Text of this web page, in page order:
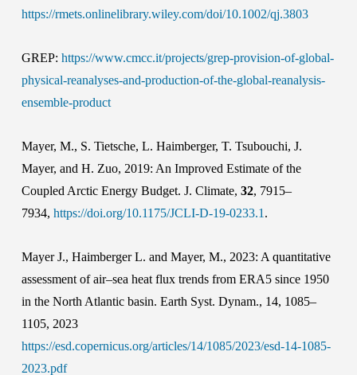
https://rmets.onlinelibrary.wiley.com/doi/10.1002/qj.3803
GREP: https://www.cmcc.it/projects/grep-provision-of-global-
physical-reanalyses-and-production-of-the-global-reanalysis-
ensemble-product
Mayer, M., S. Tietsche, L. Haimberger, T. Tsubouchi, J.
Mayer, and H. Zuo, 2019: An Improved Estimate of the
Coupled Arctic Energy Budget. J. Climate, 32, 7915–
7934, https://doi.org/10.1175/JCLI-D-19-0233.1.
Mayer J., Haimberger L. and Mayer, M., 2023: A quantitative
assessment of air–sea heat flux trends from ERA5 since 1950
in the North Atlantic basin. Earth Syst. Dynam., 14, 1085–
1105, 2023
https://esd.copernicus.org/articles/14/1085/2023/esd-14-1085-
2023.pdf